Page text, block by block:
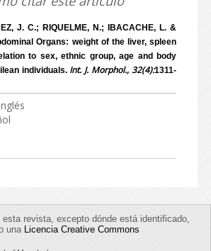
J. C.; RIQUELME, N.; IBACACHE, L. &
Organs: weight of the liver, spleen
to sex, ethnic group, age and body
individuals. Int. J. Morphol., 32(4):1311-
esta revista, excepto dónde está identificado,
una Licencia Creative Commons